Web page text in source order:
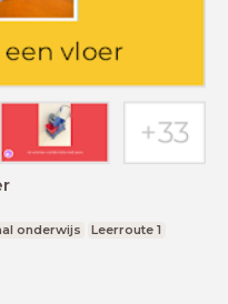
onderwijs Leerroute 1